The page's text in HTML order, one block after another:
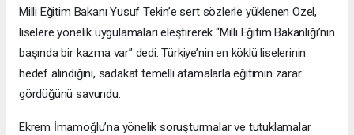
Milli Eğitim Bakanı Yusuf Tekin’e sert sözlerle yüklenen Özel,
liselere yönelik uygulamaları eleştirerek “Milli Eğitim Bakanlığı’nın
başında bir kazma var” dedi. Türkiye’nin en köklü liselerinin
hedef alındığını, sadakat temelli atamalarla eğitimin zarar
gördüğünü savundu.
Ekrem İmamoğlu’na yönelik soruşturmalar ve tutuklamalar